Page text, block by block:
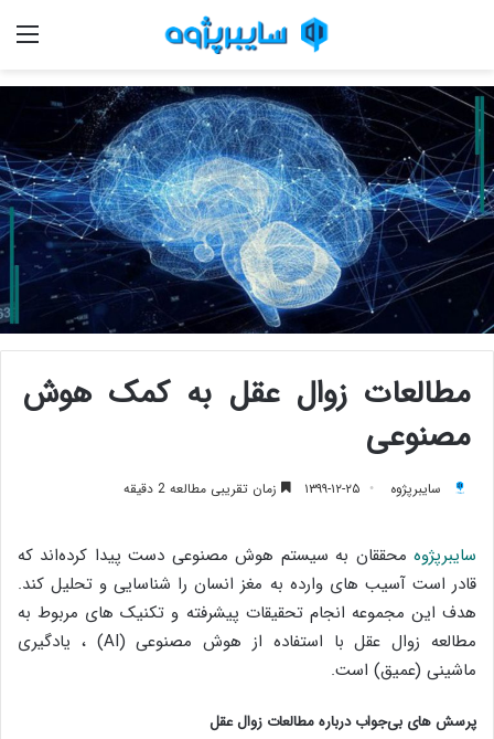
مطالعات زوال عقل به کمک هوش
مصنوعی
سایبرپژوه ۱۳۹۹-۱۲-۲۵ زمان تقریبی مطالعه 2 دقیقه
سایبرپژوه محققان به سیستم هوش مصنوعی دست پیدا کرده‌اند که
قادر است آسیب های وارده به مغز انسان را شناسایی و تحلیل کند.
هدف این مجموعه انجام تحقیقات پیشرفته و تکنیک های مربوط به
مطالعه زوال عقل با استفاده از هوش مصنوعی (AI) ، یادگیری
ماشینی (عمیق) است.
پرسش های بی‌جواب درباره مطالعات زوال عقل